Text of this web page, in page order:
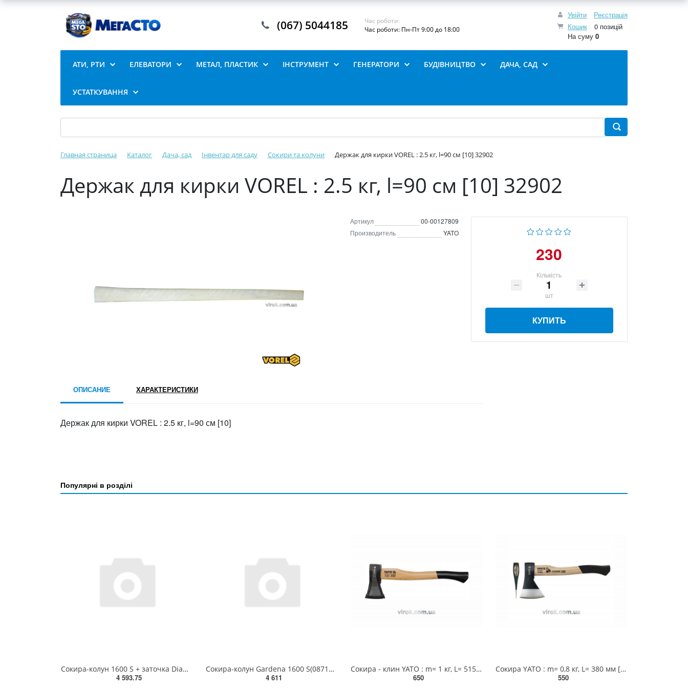
Увійти
Реєстрація
Кошик
0 позицій
На суму 0
(067) 5044185
Час роботи:
Час роботи: Пн-Пт 9:00 до 18:00
АТИ, РТИ ЕЛЕВАТОРИ МЕТАЛ, ПЛАСТИК ІНСТРУМЕНТ ГЕНЕРАТОРИ БУДІВНИЦТВО ДАЧА, САД
УСТАТКУВАННЯ
Главная страница Каталог Дача, сад Інвентар для саду Сокири та колуни Держак для кирки VOREL : 2.5 кг, l=90 см [10] 32902
Держак для кирки VOREL : 2.5 кг, l=90 см [10] 32902
Артикул
00-00127809
Производитель
YATO
230
Кількість
шт
КУПИТЬ
ОПИСАНИЕ ХАРАКТЕРИСТИКИ
Держак для кирки VOREL : 2.5 кг, l=90 см [10]
Популярні в розділі
Сокира-колун 1600 S + заточка Diamond ErgoTec, GARDENA 08718-30.000.00
4 593.75
Сокира-колун Gardena 1600 S(08718-48.000.00)
4 611
Сокира - клин YATO : m= 1 кг, L= 515 мм [6] YT-8011
650
Сокира YАТО : m= 0,8 кг, L= 380 мм [20] YT-8002
550